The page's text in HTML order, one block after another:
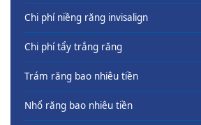
Chi phí niềng răng invisalign
Chi phí tẩy trắng răng
Trám răng bao nhiêu tiền
Nhổ răng bao nhiêu tiền